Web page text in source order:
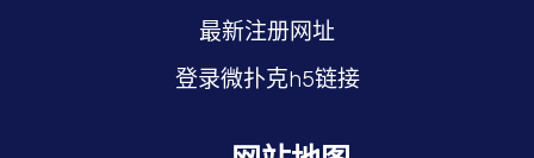
最新注册网址
登录微扑克h5链接